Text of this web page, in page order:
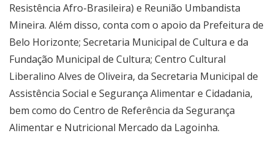
Resistência Afro-Brasileira) e Reunião Umbandista
Mineira. Além disso, conta com o apoio da Prefeitura de
Belo Horizonte; Secretaria Municipal de Cultura e da
Fundação Municipal de Cultura; Centro Cultural
Liberalino Alves de Oliveira, da Secretaria Municipal de
Assistência Social e Segurança Alimentar e Cidadania,
bem como do Centro de Referência da Segurança
Alimentar e Nutricional Mercado da Lagoinha.